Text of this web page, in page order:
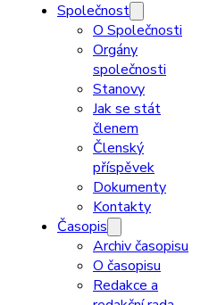
Společnost
O Společnosti
Orgány
společnosti
Stanovy
Jak se stát
členem
Členský
příspěvek
Dokumenty
Kontakty
Časopis
Archiv časopisu
O časopisu
Redakce a